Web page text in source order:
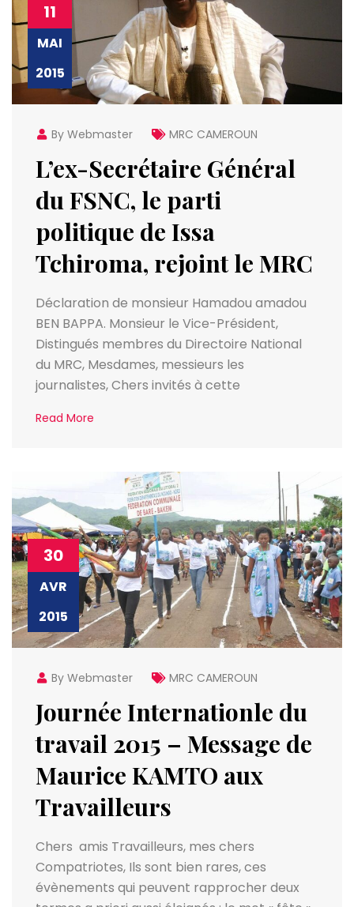
11
MAI
2015
By Webmaster MRC CAMEROUN
L’ex-Secrétaire Général
du FSNC, le parti
politique de Issa
Tchiroma, rejoint le MRC
Déclaration de monsieur Hamadou amadou
BEN BAPPA. Monsieur le Vice-Président,
Distingués membres du Directoire National
du MRC, Mesdames, messieurs les
journalistes, Chers invités à cette
Read More
30
AVR
2015
By Webmaster MRC CAMEROUN
Journée Internationle du
travail 2015 – Message de
Maurice KAMTO aux
Travailleurs
Chers amis Travailleurs, mes chers
Compatriotes, Ils sont bien rares, ces
évènements qui peuvent rapprocher deux